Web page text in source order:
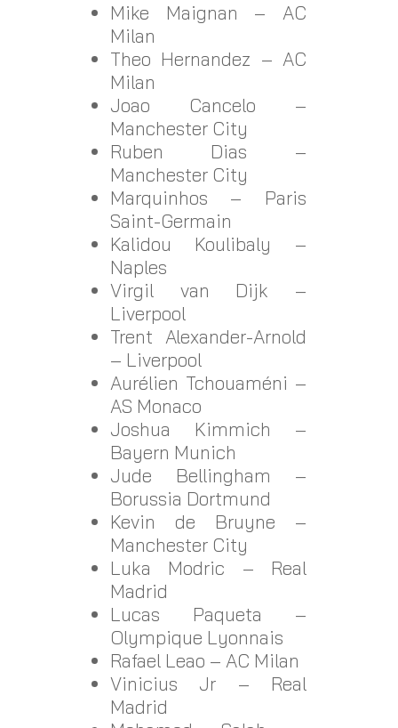
Mike Maignan – AC
Milan
Theo Hernandez – AC
Milan
Joao Cancelo –
Manchester City
Ruben Dias –
Manchester City
Marquinhos – Paris
Saint-Germain
Kalidou Koulibaly –
Naples
Virgil van Dijk –
Liverpool
Trent Alexander-Arnold
– Liverpool
Aurélien Tchouaméni –
AS Monaco
Joshua Kimmich –
Bayern Munich
Jude Bellingham –
Borussia Dortmund
Kevin de Bruyne –
Manchester City
Luka Modric – Real
Madrid
Lucas Paqueta –
Olympique Lyonnais
Rafael Leao – AC Milan
Vinicius Jr – Real
Madrid